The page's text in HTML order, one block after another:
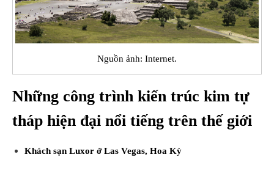
Nguồn ảnh: Internet.
Những công trình kiến trúc kim tự
tháp hiện đại nổi tiếng trên thế giới
Khách sạn Luxor ở Las Vegas, Hoa Kỳ